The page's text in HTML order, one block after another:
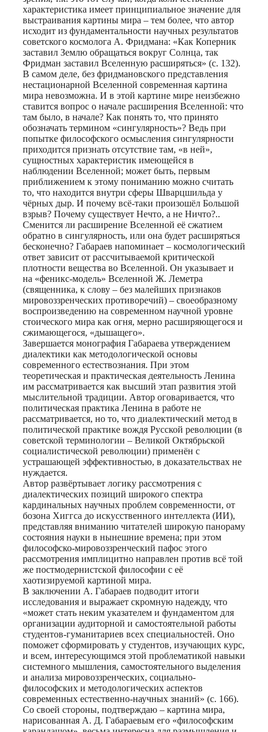
характеристика имеет принципиальное значение для
выстраивания картины мира – тем более, что автор
исходит из фундаментальности научных результатов
советского космолога А. Фридмана: «Как Коперник
заставил Землю обращаться вокруг Солнца, так
Фридман заставил Вселенную расширяться» (с. 132).
В самом деле, без фридмановского представления
нестационарной Вселенной современная картина
мира невозможна. И в этой картине мире неизбежно
ставится вопрос о начале расширения Вселенной: что
там было, в начале? Как понять то, что принято
обозначать термином «сингулярность»? Ведь при
попытке философского осмысления сингулярности
приходится признать отсутствие там, «в ней»,
сущностных характеристик имеющейся в
наблюдении Вселенной; может быть, первым
приближением к этому пониманию можно считать
то, что находится внутри сферы Шварцшильда у
чёрных дыр. И почему всё-таки произошёл Большой
взрыв? Почему существует Нечто, а не Ничто?..
Сменится ли расширение Вселенной её сжатием
обратно в сингулярность, или она будет расширяться
бесконечно? Габараев напоминает – космологический
ответ зависит от рассчитываемой критической
плотности вещества во Вселенной. Он указывает и
на «феникс-модель» Вселенной Ж. Леметра
(священника, к слову – без малейших признаков
мировоззренческих противоречий) – своеобразному
воспроизведению на современном научной уровне
стоического мира как огня, мерно расширяющегося и
сжимающегося, «дышащего».
Завершается монография Габараева утверждением
диалектики как методологической основы
современного естествознания. При этом
теоретическая и практическая деятельность Ленина
им рассматривается как высший этап развития этой
мыслительной традиции. Автор оговаривается, что
политическая практика Ленина в работе не
рассматривается, но то, что диалектический метод в
политической практике вождя Русской революции (в
советской терминологии – Великой Октябрьской
социалистической революции) применён с
устрашающей эффективностью, в доказательствах не
нуждается.
Автор развёртывает логику рассмотрения с
диалектических позиций широкого спектра
кардинальных научных проблем современности, от
бозона Хиггса до искусственного интеллекта (ИИ),
представляя вниманию читателей широкую панораму
состояния науки в нынешние времена; при этом
философско-мировоззренческий пафос этого
рассмотрения имплицитно направлен против всё той
же постмодернистской философии с её
хаотизируемой картиной мира.
В заключении А. Габараев подводит итоги
исследования и выражает скромную надежду, что
«может стать неким указателем и фундаментом для
организации аудиторной и самостоятельной работы
студентов-гуманитариев всех специальностей. Оно
поможет сформировать у студентов, изучающих курс,
и всем, интересующимся этой проблематикой навыки
системного мышления, самостоятельного выделения
и анализа мировоззренческих, социально-
философских и методологических аспектов
современных естественно-научных знаний» (с. 166).
Со своей стороны, подтверждаю – картина мира,
нарисованная А. Д. Габараевым его «философским